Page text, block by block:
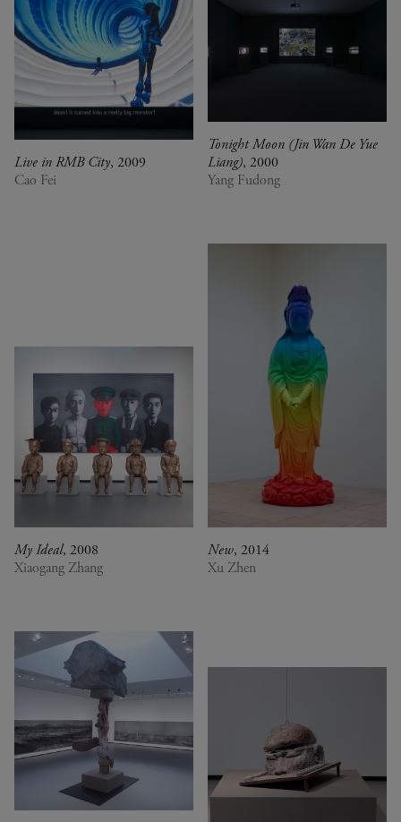
Live in RMB City, 2009
Cao Fei
Tonight Moon (Jin Wan De Yue
Liang), 2000
Yang Fudong
My Ideal, 2008
Xiaogang Zhang
New, 2014
Xu Zhen